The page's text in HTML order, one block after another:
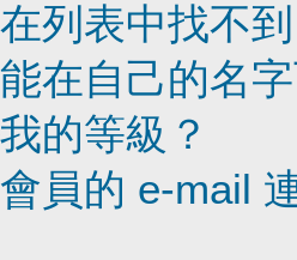
列表中找不
在自己的名
的等級？
員的 e-mail